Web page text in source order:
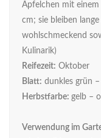
Äpfelchen mit
cm; sie bleiben
wohlschmeckend
Kulinarik)
Reifezeit: Oktober
Blatt: dunkles grün
Herbstfarbe: gelb –
Verwendung im